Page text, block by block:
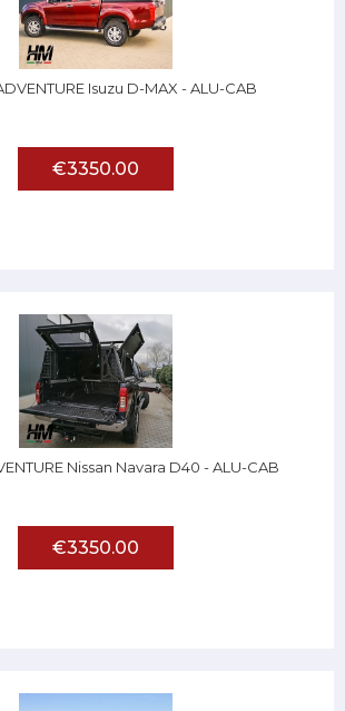
Isuzu D-MAX - ALU-CAB
€3350.00
Nissan Navara D40 - ALU-CAB
€3350.00